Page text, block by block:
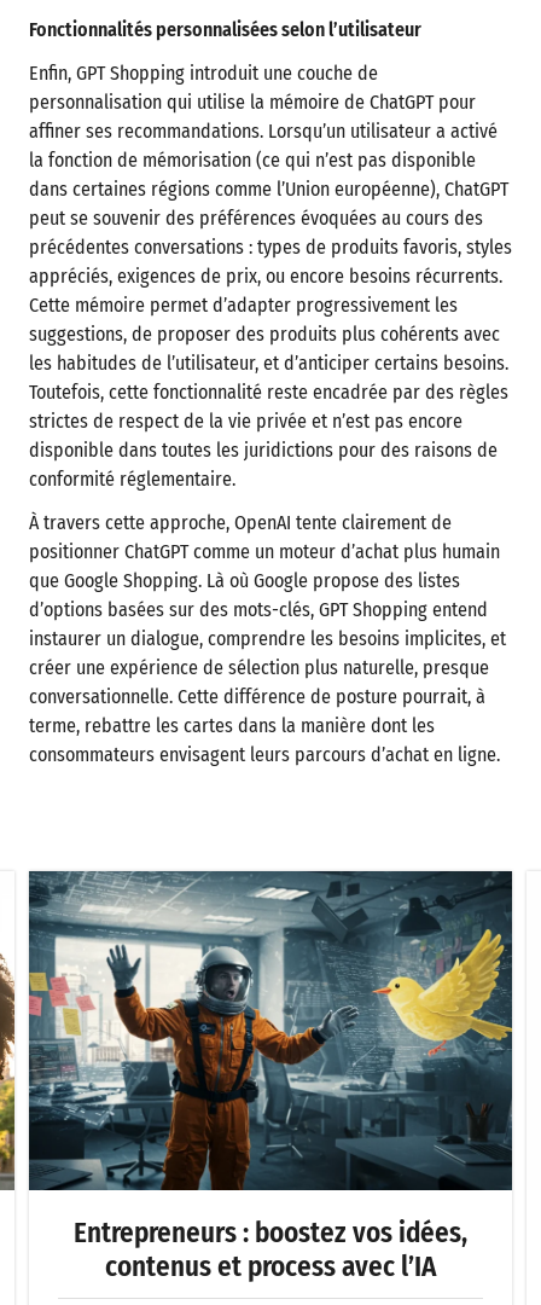
Fonctionnalités personnalisées selon l’utilisateur
Enfin, GPT Shopping introduit une couche de
personnalisation qui utilise la mémoire de ChatGPT pour
affiner ses recommandations. Lorsqu’un utilisateur a activé
la fonction de mémorisation (ce qui n’est pas disponible
dans certaines régions comme l’Union européenne), ChatGPT
peut se souvenir des préférences évoquées au cours des
précédentes conversations : types de produits favoris, styles
appréciés, exigences de prix, ou encore besoins récurrents.
Cette mémoire permet d’adapter progressivement les
suggestions, de proposer des produits plus cohérents avec
les habitudes de l’utilisateur, et d’anticiper certains besoins.
Toutefois, cette fonctionnalité reste encadrée par des règles
strictes de respect de la vie privée et n’est pas encore
disponible dans toutes les juridictions pour des raisons de
conformité réglementaire.
À travers cette approche, OpenAI tente clairement de
positionner ChatGPT comme un moteur d’achat plus humain
que Google Shopping. Là où Google propose des listes
d’options basées sur des mots-clés, GPT Shopping entend
instaurer un dialogue, comprendre les besoins implicites, et
créer une expérience de sélection plus naturelle, presque
conversationnelle. Cette différence de posture pourrait, à
terme, rebattre les cartes dans la manière dont les
consommateurs envisagent leurs parcours d’achat en ligne.
Microsoft Copilot : Votre assistant IA
pour booster votre productivité